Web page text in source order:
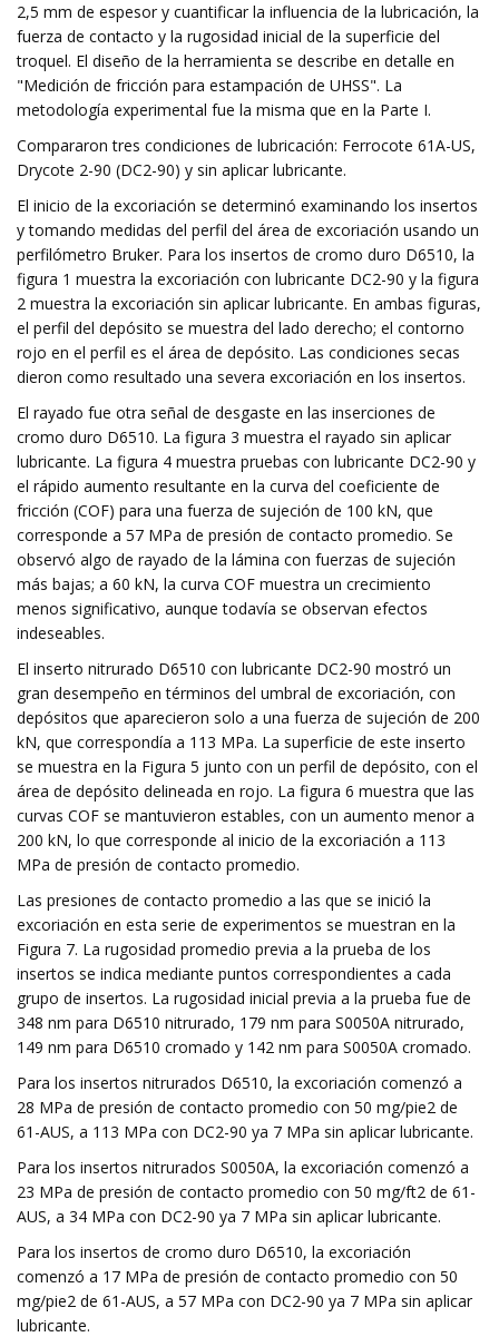
2,5 mm de espesor y cuantificar la influencia de la lubricación, la
fuerza de contacto y la rugosidad inicial de la superficie del
troquel. El diseño de la herramienta se describe en detalle en
"Medición de fricción para estampación de UHSS". La
metodología experimental fue la misma que en la Parte I.
Compararon tres condiciones de lubricación: Ferrocote 61A-US,
Drycote 2-90 (DC2-90) y sin aplicar lubricante.
El inicio de la excoriación se determinó examinando los insertos
y tomando medidas del perfil del área de excoriación usando un
perfilómetro Bruker. Para los insertos de cromo duro D6510, la
figura 1 muestra la excoriación con lubricante DC2-90 y la figura
2 muestra la excoriación sin aplicar lubricante. En ambas figuras,
el perfil del depósito se muestra del lado derecho; el contorno
rojo en el perfil es el área de depósito. Las condiciones secas
dieron como resultado una severa excoriación en los insertos.
El rayado fue otra señal de desgaste en las inserciones de
cromo duro D6510. La figura 3 muestra el rayado sin aplicar
lubricante. La figura 4 muestra pruebas con lubricante DC2-90 y
el rápido aumento resultante en la curva del coeficiente de
fricción (COF) para una fuerza de sujeción de 100 kN, que
corresponde a 57 MPa de presión de contacto promedio. Se
observó algo de rayado de la lámina con fuerzas de sujeción
más bajas; a 60 kN, la curva COF muestra un crecimiento
menos significativo, aunque todavía se observan efectos
indeseables.
El inserto nitrurado D6510 con lubricante DC2-90 mostró un
gran desempeño en términos del umbral de excoriación, con
depósitos que aparecieron solo a una fuerza de sujeción de 200
kN, que correspondía a 113 MPa. La superficie de este inserto
se muestra en la Figura 5 junto con un perfil de depósito, con el
área de depósito delineada en rojo. La figura 6 muestra que las
curvas COF se mantuvieron estables, con un aumento menor a
200 kN, lo que corresponde al inicio de la excoriación a 113
MPa de presión de contacto promedio.
Las presiones de contacto promedio a las que se inició la
excoriación en esta serie de experimentos se muestran en la
Figura 7. La rugosidad promedio previa a la prueba de los
insertos se indica mediante puntos correspondientes a cada
grupo de insertos. La rugosidad inicial previa a la prueba fue de
348 nm para D6510 nitrurado, 179 nm para S0050A nitrurado,
149 nm para D6510 cromado y 142 nm para S0050A cromado.
Para los insertos nitrurados D6510, la excoriación comenzó a
28 MPa de presión de contacto promedio con 50 mg/pie2 de
61-AUS, a 113 MPa con DC2-90 ya 7 MPa sin aplicar lubricante.
Para los insertos nitrurados S0050A, la excoriación comenzó a
23 MPa de presión de contacto promedio con 50 mg/ft2 de 61-
AUS, a 34 MPa con DC2-90 ya 7 MPa sin aplicar lubricante.
Para los insertos de cromo duro D6510, la excoriación
comenzó a 17 MPa de presión de contacto promedio con 50
mg/pie2 de 61-AUS, a 57 MPa con DC2-90 ya 7 MPa sin aplicar
lubricante.